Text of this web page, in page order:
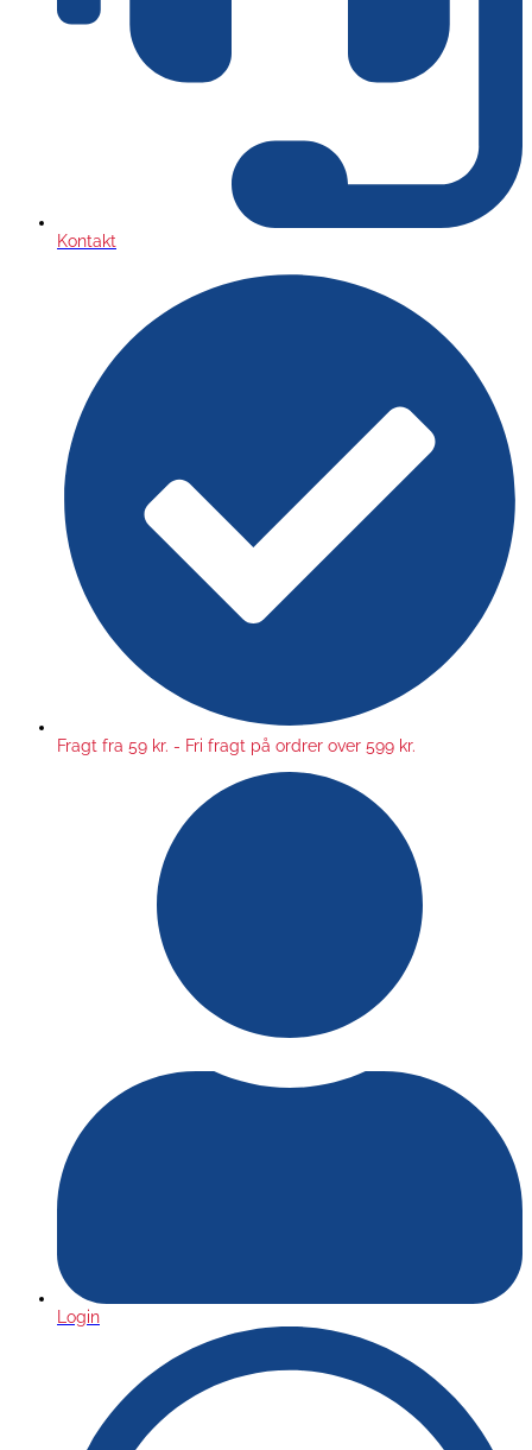
Kontakt
Fragt fra 59 kr. - Fri fragt på ordrer over 599 kr.
Login